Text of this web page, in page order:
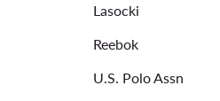
Lasocki
Reebok
U.S. Polo Assn